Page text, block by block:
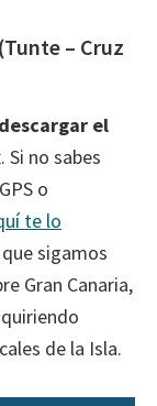
– Cruz
descargar el
. Si no sabes
o
te lo
sigamos
Gran Canaria,
de la Isla.